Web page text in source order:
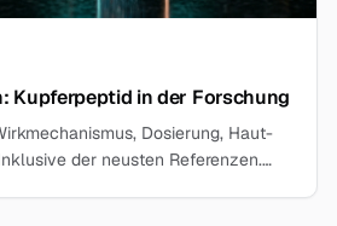
Kupferpeptid in der Forschung
Dosierung, Haut-
der neusten Referenzen.